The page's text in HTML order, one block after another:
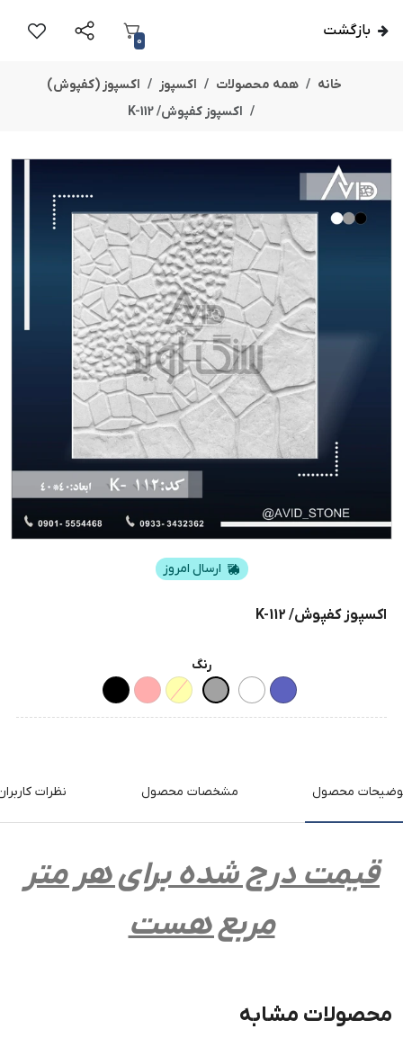
بازگشت
0
خانه همه محصولات اکسپوز
اکسپوز (کفپوش)
اکسپوز کفپوش/ K-112
ارسال امروز
اکسپوز کفپوش/ K-112
رنگ
محصول مشخصات محصول نظرات
قیمت درج شده برای هر متر
مربع هست
محصولات مشابه